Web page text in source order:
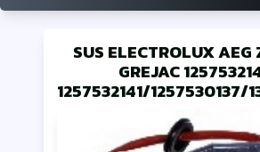
SUS ELECTROLUX AEG
GREJAC
1257532141/1257530137/